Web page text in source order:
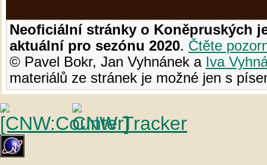
Neoficiální stránky o Koněpruských
aktuální pro sezónu 2020. Čtěte
© Pavel Bokr, Jan Vyhnánek a Iva
materiálů ze stránek je možné jen s